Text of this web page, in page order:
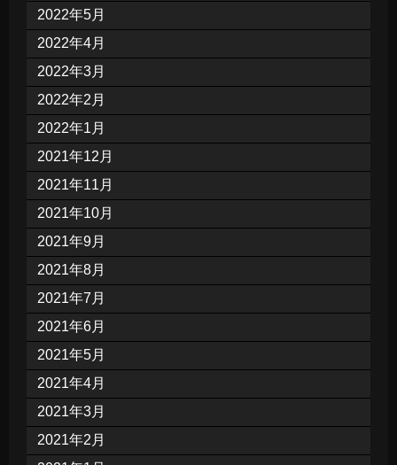
2022年5月
2022年4月
2022年3月
2022年2月
2022年1月
2021年12月
2021年11月
2021年10月
2021年9月
2021年8月
2021年7月
2021年6月
2021年5月
2021年4月
2021年3月
2021年2月